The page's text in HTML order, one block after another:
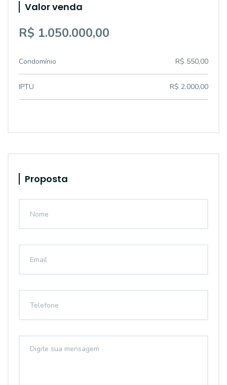
Valor venda
R$ 1.050.000,00
Condomínio R$ 550,00
IPTU R$ 2.000,00
Proposta